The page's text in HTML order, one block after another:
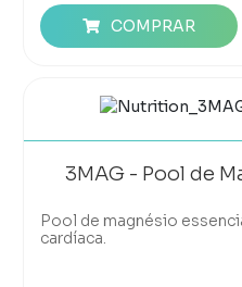
COMPRAR
3MAG - Pool de
Pool de magnésio
cardíaca.